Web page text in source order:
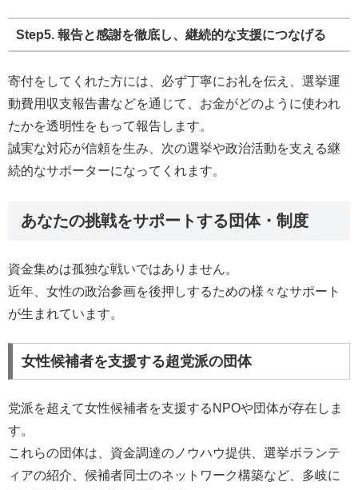
Step5. 報告と感謝を徹底し、継続的な支援につなげる
寄付をしてくれた方には、必ず丁寧にお礼を伝え、選挙運
動費用収支報告書などを通じて、お金がどのように使われ
たかを透明性をもって報告します。
誠実な対応が信頼を生み、次の選挙や政治活動を支える継
続的なサポーターになってくれます。
あなたの挑戦をサポートする団体・制度
資金集めは孤独な戦いではありません。
近年、女性の政治参画を後押しするための様々なサポート
が生まれています。
女性候補者を支援する超党派の団体
党派を超えて女性候補者を支援するNPOや団体が存在しま
す。
これらの団体は、資金調達のノウハウ提供、選挙ボランテ
ィアの紹介、候補者同士のネットワーク構築など、多岐に